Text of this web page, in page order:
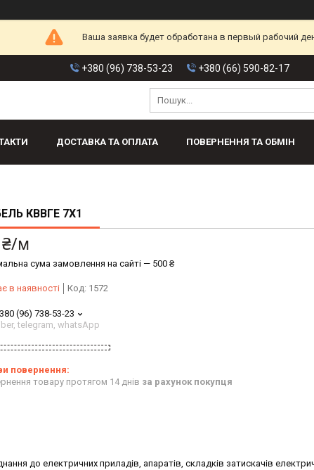
Ваша заявка будет обработана в первый рабочий
+380 (96) 738-53-23 +380 (66) 590-82-17
ДОСТАВКА ТА ОПЛАТА ПОВЕРНЕННЯ ТА ОБМІН
КВВГЕ 7Х1
₴/м
сума замовлення на сайті — 500 ₴
в наявності Код: 1572
(96) 738-53-23
telegram, whatsApp
товару протягом 14 днів за рахунок покупця
до електричних приладів, апаратів, складків затискачів